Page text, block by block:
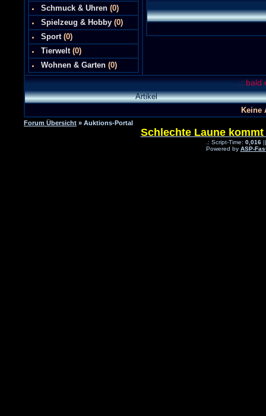
Schmuck & Uhren (0)
Spielzeug & Hobby (0)
Sport(0)
Tierwelt(0)
Wohnen & Garten (0)
.: bald
Artikel
Keine
Forum Übersicht » Auktions-Portal
Schlechte Laune
.: Script-Time: 0,016||
Powered by ASP-